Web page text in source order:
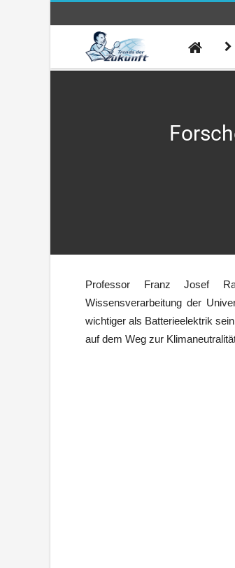
Professor Franz Josef
Wissensverarbeitung der
wichtiger als Batterieelektrik
auf dem Weg zur